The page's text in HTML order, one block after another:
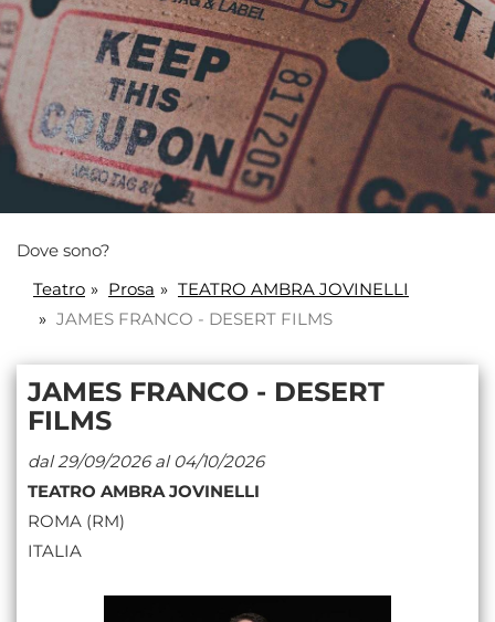
Dove sono?
Teatro
Prosa
TEATRO AMBRA JOVINELLI
JAMES FRANCO - DESERT FILMS
JAMES FRANCO - DESERT
FILMS
dal 29/09/2026 al 04/10/2026
TEATRO AMBRA JOVINELLI
ROMA (RM)
ITALIA